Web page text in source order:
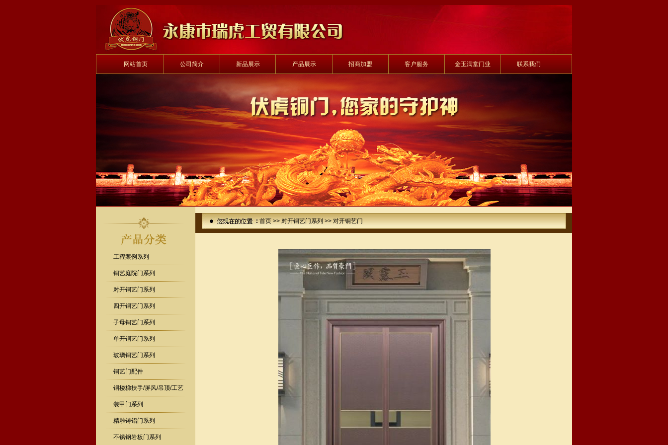
网站首页 公司简介 新品展示 产品展示 招商加盟 客户服务 金玉满堂门业 联系我们
工程案例系列
铜艺庭院门系列
对开铜艺门系列
四开铜艺门系列
子母铜艺门系列
单开铜艺门系列
玻璃铜艺门系列
铜艺门配件
铜楼梯扶手/屏风/吊顶/工艺
装甲门系列
精雕铸铝门系列
不锈钢岩板门系列
首页>>对开铜艺门系列>> 对开铜艺门